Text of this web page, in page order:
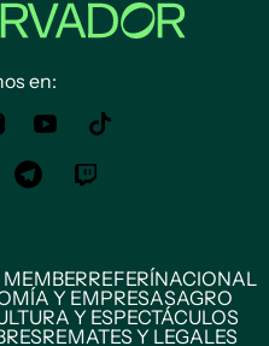
en:
REFERÍNACIONAL
Y EMPRESASAGRO
Y ESPECTÁCULOS
REMATES Y LEGALES